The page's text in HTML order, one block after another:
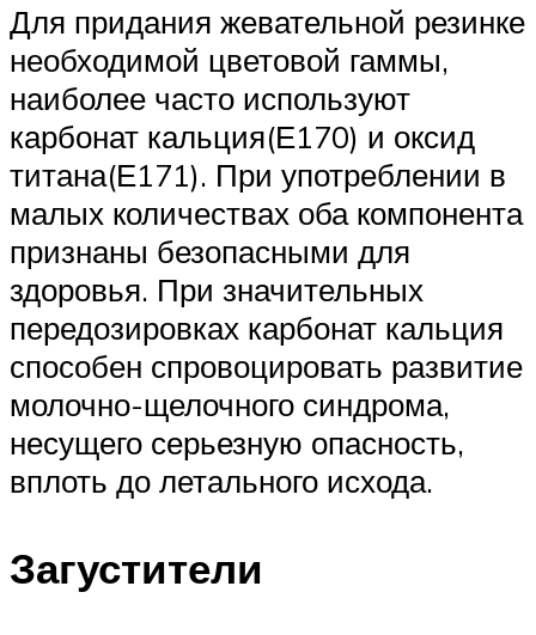
Для придания жевательной резинке
необходимой цветовой гаммы,
наиболее часто используют
карбонат кальция(Е170) и оксид
титана(Е171). При употреблении в
малых количествах оба компонента
признаны безопасными для
здоровья. При значительных
передозировках карбонат кальция
способен спровоцировать развитие
молочно-щелочного синдрома,
несущего серьезную опасность,
вплоть до летального исхода.
Загустители